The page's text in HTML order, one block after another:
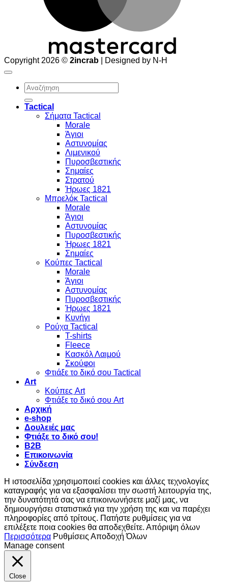
Copyright 2026 © 2incrab | Designed by N-H
Αναζήτηση
για:
Tactical
Σήματα Tactical
Morale
Άγιοι
Αστυνομίας
Λιμενικού
Πυροσβεστικής
Σημαίες
Στρατού
Ήρωες 1821
Μπρελόκ Tactical
Morale
Άγιοι
Αστυνομίας
Πυροσβεστικής
Ήρωες 1821
Σημαίες
Κούπες Tactical
Morale
Άγιοι
Αστυνομίας
Πυροσβεστικής
Ήρωες 1821
Κυνήγι
Ρούχα Tactical
T-shirts
Fleece
Κασκόλ Λαιμού
Σκούφοι
Φτιάξε το δικό σου Tactical
Art
Κούπες Art
Φτιάξε το δικό σου Art
Αρχική
e-shop
Δουλειές μας
Φτιάξε το δικό σου!
B2B
Επικοινωνία
Σύνδεση
Η ιστοσελίδα χρησιμοποιεί cookies και άλλες τεχνολογίες
καταγραφής για να εξασφαλίσει την σωστή λειτουργία της,
την δυνατότητά σας να επικοινωνήσετε μαζί μας, να
δημιουργήσει στατιστικά για την χρήση της και να παρέχει
πληροφορίες από τρίτους. Πατήστε ρυθμίσεις για να
επιλέξετε ποια cookies θα αποδεχθείτε. Απόριψη όλων
Περισσότερα Ρυθμίσεις Αποδοχή Όλων
Manage consent
Close